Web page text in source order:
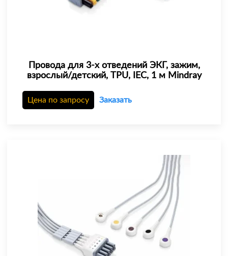
Провода для 3-х отведений ЭКГ, зажим,
взрослый/детский, TPU, IEC, 1 м Mindray
Цена по запросу Заказать